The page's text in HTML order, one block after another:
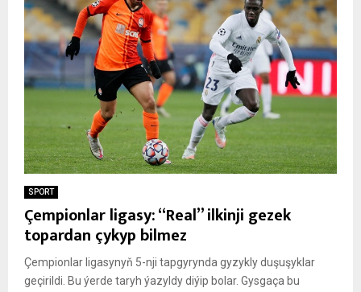
SPORT
Çempionlar ligasy: “Real” ilkinji gezek
topardan çykyp bilmez
Çempionlar ligasynyň 5-nji tapgyrynda gyzykly duşuşyklar
geçirildi. Bu ýerde taryh ýazyldy diýip bolar. Gysgaça bu